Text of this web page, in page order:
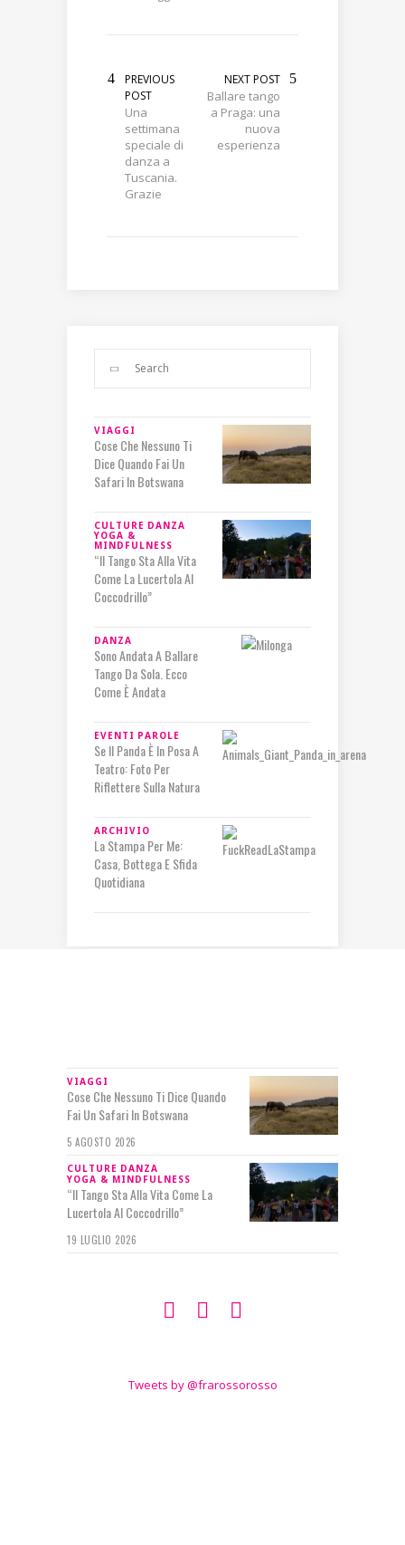
PREVIOUS
POST
Una
settimana
speciale di
danza a
Tuscania.
Grazie
NEXT POST
Ballare tango
a Praga: una
nuova
esperienza
VIAGGI
Cose Che Nessuno Ti
Dice Quando Fai Un
Safari In Botswana
CULTURE DANZA
YOGA &
MINDFULNESS
“Il Tango Sta Alla Vita
Come La Lucertola Al
Coccodrillo”
DANZA
Sono Andata A Ballare
Tango Da Sola. Ecco
Come È Andata
EVENTI PAROLE
Se Il Panda È In Posa A
Teatro: Foto Per
Riflettere Sulla Natura
ARCHIVIO
La Stampa Per Me:
Casa, Bottega E Sfida
Quotidiana
VIAGGI
Cose Che Nessuno Ti Dice Quando
Fai Un Safari In Botswana
5 AGOSTO 2026
CULTURE DANZA
YOGA & MINDFULNESS
“Il Tango Sta Alla Vita Come La
Lucertola Al Coccodrillo”
19 LUGLIO 2026
Tweets by @frarossorosso